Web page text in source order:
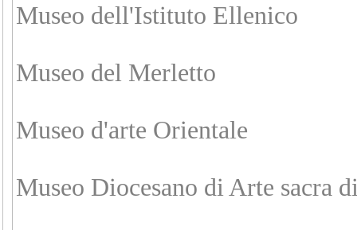
Museo dell'Istituto Ellenico
Museo del Merletto
Museo d'arte Orientale
Museo Diocesano di Arte sacra